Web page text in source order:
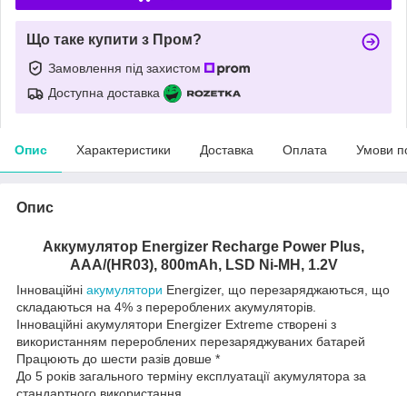
Що таке купити з Пром?
Замовлення під захистом
Доступна доставка
Опис Характеристики Доставка Оплата Умови
Опис
Аккумулятор Energizer Recharge Power Plus,
AAA/(HR03), 800mAh, LSD Ni-MH, 1.2V
Інноваційні акумулятори Energizer, що перезаряджаються, що
складаються на 4% з перероблених акумуляторів.
Інноваційні акумулятори Energizer Extreme створені з
використанням перероблених перезаряджуваних батарей
Працюють до шести разів довше *
До 5 років загального терміну експлуатації акумулятора за
стандартного використання